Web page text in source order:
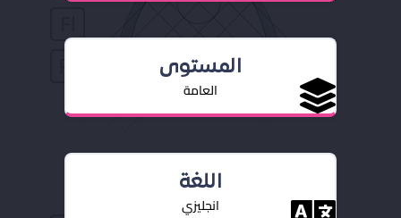
المستوى
العامة
اللغة
انجليزي